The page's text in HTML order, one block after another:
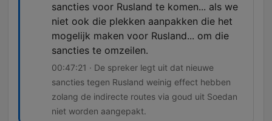
sancties voor Rusland te komen... als we
niet ook die plekken aanpakken die het
mogelijk maken voor Rusland... om die
sancties te omzeilen.
00:47:21 · De spreker legt uit dat nieuwe
sancties tegen Rusland weinig effect hebben
zolang de indirecte routes via goud uit Soedan
niet worden aangepakt.